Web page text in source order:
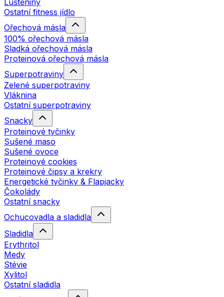
Luštěniny
Ostatní fitness jídlo
Ořechová másla
100% ořechová másla
Sladká ořechová másla
Proteinová ořechová másla
Superpotraviny
Zelené superpotraviny
Vláknina
Ostatní superpotraviny
Snacky
Proteinové tyčinky
Sušené maso
Sušené ovoce
Proteinové cookies
Proteinové čipsy a krekry
Energetické tyčinky & Flapjacky
Čokolády
Ostatní snacky
Ochucovadla a sladidla
Sladidla
Erythritol
Medy
Stévie
Xylitol
Ostatní sladidla